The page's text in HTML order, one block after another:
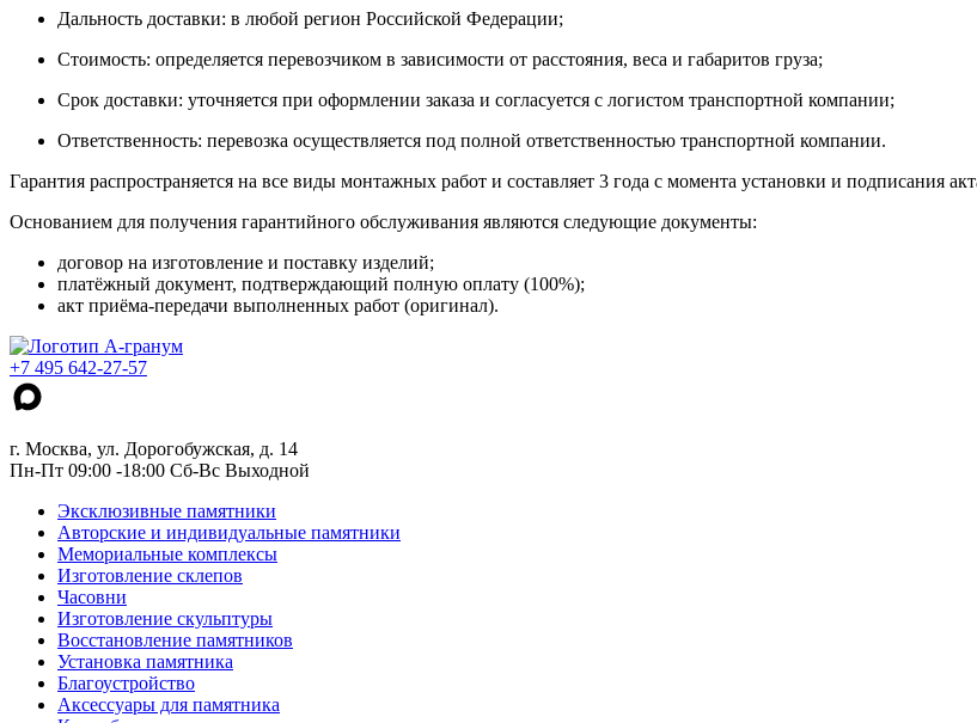
Дальность доставки: в любой регион Российской Федерации;
Стоимость: определяется перевозчиком в зависимости от расстояния, веса и габаритов груза;
Срок доставки: уточняется при оформлении заказа и согласуется с логистом транспортной компании;
Ответственность: перевозка осуществляется под полной ответственностью транспортной компании.
Гарантия распространяется на все виды монтажных работ и составляет 3 года с момента установки и подписания
Основанием для получения гарантийного обслуживания являются следующие документы:
договор на изготовление и поставку изделий;
платёжный документ, подтверждающий полную оплату (100%);
акт приёма-передачи выполненных работ (оригинал).
+7 495 642-27-57
г. Москва, ул. Дорогобужская, д. 14
Пн-Пт 09:00 -18:00 Сб-Вс Выходной
Эксклюзивные памятники
Авторские и индивидуальные памятники
Мемориальные комплексы
Изготовление склепов
Часовни
Изготовление скульптуры
Восстановление памятников
Установка памятника
Благоустройство
Аксессуары для памятника